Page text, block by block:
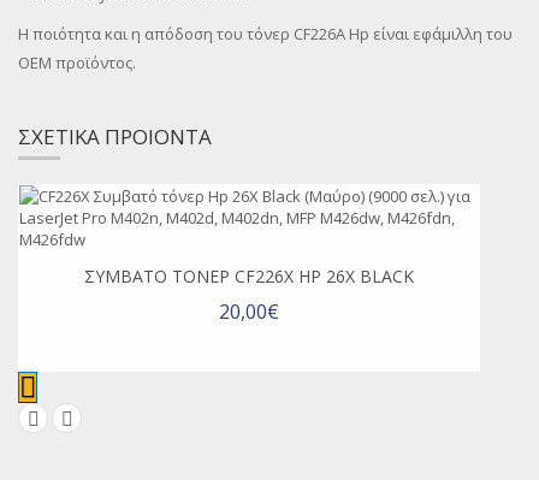
Η ποιότητα και η απόδοση του τόνερ CF226A Hp είναι εφάμιλλη του
OEM προϊόντος.
ΣΧΕΤΙΚΑ ΠΡΟΙΟΝΤΑ
ΣΥΜΒΑΤΌ ΤΌΝΕΡ CF226X HP 26X BLACK
20,00€